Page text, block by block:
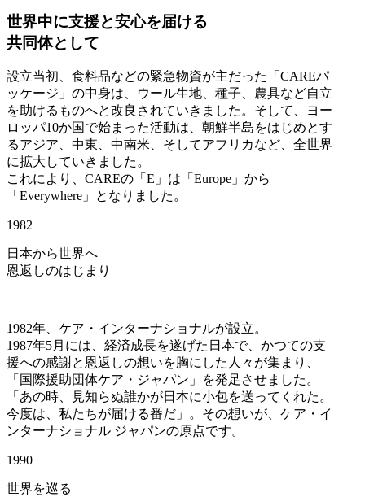
世界中に支援と安心を届ける
共同体として
設立当初、食料品などの緊急物資が主だった「CAREパ
ッケージ」の中身は、ウール生地、種子、農具など自立
を助けるものへと改良されていきました。そして、ヨー
ロッパ10か国で始まった活動は、朝鮮半島をはじめとす
るアジア、中東、中南米、そしてアフリカなど、全世界
に拡大していきました。
これにより、CAREの「E」は「Europe」から
「Everywhere」となりました。
1982
日本から世界へ
恩返しのはじまり
1982年、ケア・インターナショナルが設立。
1987年5月には、経済成長を遂げた日本で、かつての支
援への感謝と恩返しの想いを胸にした人々が集まり、
「国際援助団体ケア・ジャパン」を発足させました。
「あの時、見知らぬ誰かが日本に小包を送ってくれた。
今度は、私たちが届ける番だ」。その想いが、ケア・イ
ンターナショナル ジャパンの原点です。
1990
世界を巡る